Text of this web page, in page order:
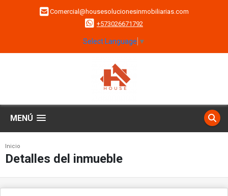
Comercial@housesolucionesinmobiliarias.com
+573026671792
Select Language ▼
MENÚ
Inicio
Detalles del inmueble